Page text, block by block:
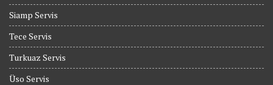
Siamp Servis
Tece Servis
Turkuaz Servis
Üso Servis